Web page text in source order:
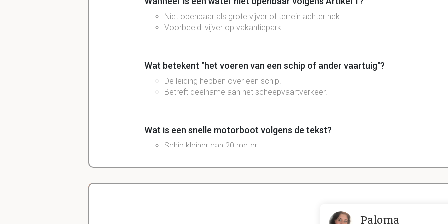
Niet openbaar als grote vijver of terrein achter hek
Voorbeeld: vijver op vakantiepark
Wat betekent "het voeren van een schip of ander vaartuig"?
De leiding hebben over een schip.
Betreft deelname aan het scheepvaartverkeer.
Wat is een snelle motorboot volgens de tekst?
Schip kleiner dan 20 meter.
Paloma